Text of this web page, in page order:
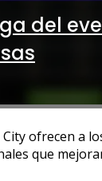
del
ofrecen a
que